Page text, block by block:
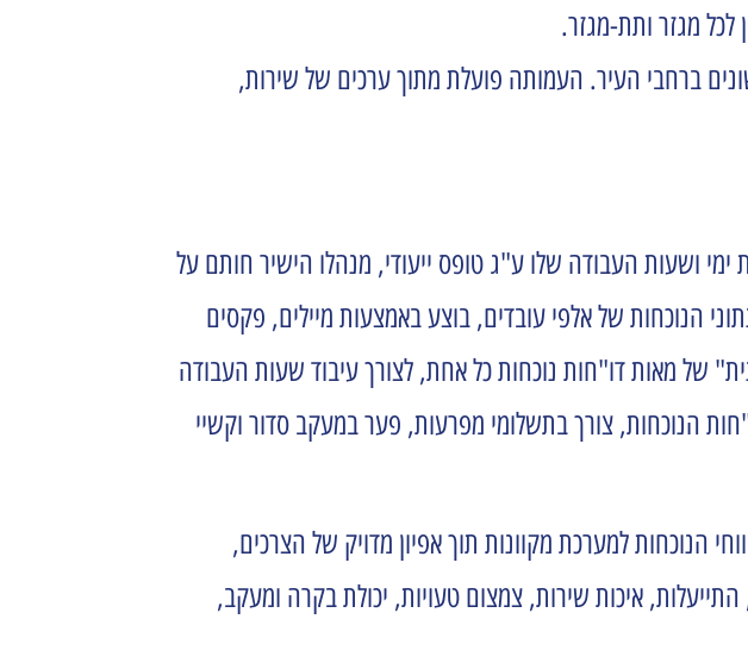
לכל מגזר ותת-מגזר.
ברחבי העיר. העמותה פועלת מתוך ערכים של שירות,
ימי ושעות העבודה שלו ע"ג טופס ייעודי, מנהלו הישיר חותם על
הנוכחות של אלפי עובדים, בוצע באמצעות מיילים, פקסים
של מאות דו"חות נוכחות כל אחת, לצורך עיבוד שעות העבודה
הנוכחות, צורך בתשלומי מפרעות, פער במעקב סדור וקשיי
למערכת מקוונות תוך אפיון מדויק של הצרכים,
איכות שירות, צמצום טעויות, יכולת בקרה ומעקב,